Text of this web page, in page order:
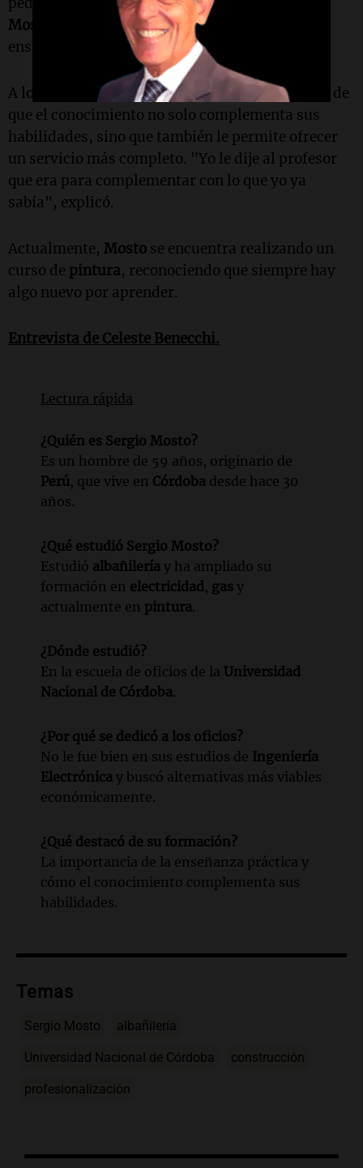
Mosto
, quien destaca la importancia de la
enseñanza práctica.
A lo largo de su formación, Mosto
se dio cuenta de
que el conocimiento no solo complementa sus
habilidades, sino que también le permite ofrecer
un servicio más completo. "Yo le dije al profesor
que era para complementar con lo que yo ya
sabía", explicó.
Actualmente, Mosto se encuentra realizando un
curso de pintura, reconociendo que siempre hay
algo nuevo por aprender.
Entrevista de Celeste Benecchi.
Lectura rápida
¿Quién es Sergio Mosto?
Es un hombre de 59 años, originario de
Perú, que vive en Córdoba desde hace 30
años.
¿Qué estudió Sergio Mosto?
Estudió albañilería y ha ampliado su
formación en electricidad , gas y
actualmente en pintura.
¿Dónde estudió?
En la escuela de oficios de la Universidad
Nacional de Córdoba.
¿Por qué se dedicó a los oficios?
No le fue bien en sus estudios de Ingeniería
Electrónica y buscó alternativas más viables
económicamente.
¿Qué destacó de su formación?
La importancia de la enseñanza práctica y
cómo el conocimiento complementa sus
habilidades.
Temas
Sergio Mosto albañilería
Universidad Nacional de Córdoba construcción
profesionalización